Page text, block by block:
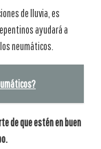
de lluvia, es
ayudará a
neumáticos.
de que estén en buen